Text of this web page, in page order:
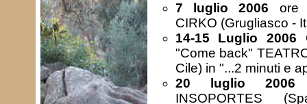
7 luglio 2006 ore
CIRKO (Grugliasco -
14-15 Luglio 2006
"Come back"
Cile) in "...2 minuti e
20 luglio 2006
INSOPORTES